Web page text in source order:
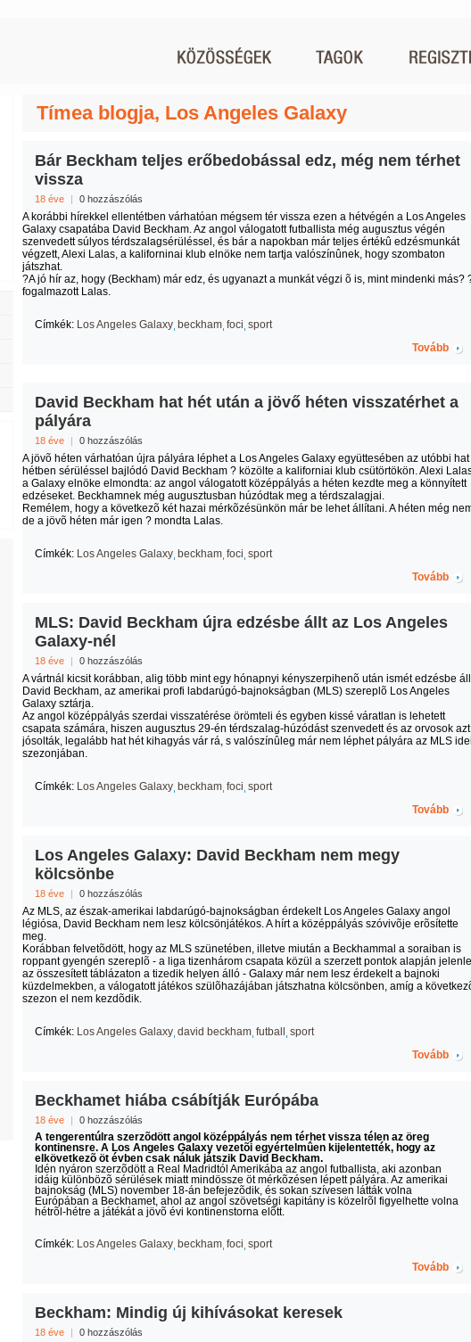
Tímea blogja, Los Angeles Galaxy
Bár Beckham teljes erőbedobással edz, még nem térhet
vissza
18 éve | 0 hozzászólás
A korábbi hírekkel ellentétben várhatóan mégsem tér vissza ezen a hétvégén a Los Angeles
Galaxy csapatába David Beckham. Az angol válogatott futballista még augusztus végén
szenvedett súlyos térdszalagsérüléssel, és bár a napokban már teljes értékû edzésmunkát
végzett, Alexi Lalas, a kaliforninai klub elnöke nem tartja valószínûnek, hogy szombaton
játszhat.
?A jó hír az, hogy (Beckham) már edz, és ugyanazt a munkát végzi õ is, mint mindenki más?
fogalmazott Lalas.
Címkék: Los Angeles Galaxy beckham foci sport
Tovább
David Beckham hat hét után a jövő héten visszatérhet a
pályára
18 éve | 0 hozzászólás
A jövõ héten várhatóan újra pályára léphet a Los Angeles Galaxy együttesében az utóbbi hat
hétben sérüléssel bajlódó David Beckham ? közölte a kaliforniai klub csütörtökön. Alexi
a Galaxy elnöke elmondta: az angol válogatott középpályás a héten kezdte meg a könnyített
edzéseket. Beckhamnek még augusztusban húzódtak meg a térdszalagjai.
Remélem, hogy a következõ két hazai mérkõzésünkön már be lehet állítani. A héten még
de a jövõ héten már igen ? mondta Lalas.
Címkék: Los Angeles Galaxy beckham foci sport
Tovább
MLS: David Beckham újra edzésbe állt az Los Angeles
Galaxy-nél
18 éve | 0 hozzászólás
A vártnál kicsit korábban, alig több mint egy hónapnyi kényszerpihenõ után ismét edzésbe
David Beckham, az amerikai profi labdarúgó-bajnokságban (MLS) szereplõ Los Angeles
Galaxy sztárja.
Az angol középpályás szerdai visszatérése örömteli és egyben kissé váratlan is lehetett
csapata számára, hiszen augusztus 29-én térdszalag-húzódást szenvedett és az orvosok azt
jósolták, legalább hat hét kihagyás vár rá, s valószínûleg már nem léphet pályára az MLS
szezonjában.
Címkék: Los Angeles Galaxy beckham foci sport
Tovább
Los Angeles Galaxy: David Beckham nem megy
kölcsönbe
18 éve | 0 hozzászólás
Az MLS, az észak-amerikai labdarúgó-bajnokságban érdekelt Los Angeles Galaxy angol
légiósa, David Beckham nem lesz kölcsönjátékos. A hírt a középpályás szóvivõje erõsítette
meg.
Korábban felvetõdött, hogy az MLS szünetében, illetve miután a Beckhammal a soraiban is
roppant gyengén szereplõ - a liga tizenhárom csapata közül a szerzett pontok alapján
az összesített táblázaton a tizedik helyen álló - Galaxy már nem lesz érdekelt a bajnoki
küzdelmekben, a válogatott játékos szülõhazájában játszhatna kölcsönben, amíg a
szezon el nem kezdõdik.
Címkék: Los Angeles Galaxy david beckham futball
sport
Tovább
Beckhamet hiába csábítják Európába
18 éve | 0 hozzászólás
A tengerentúlra szerzõdött angol középpályás nem térhet vissza télen az öreg
kontinensre. A Los Angeles Galaxy vezetõi egyértelmûen kijelentették, hogy az
elkövetkezõ öt évben csak náluk játszik David Beckham.
Idén nyáron szerzõdött a Real Madridtól Amerikába az angol futballista, aki azonban
idáig különbözõ sérülések miatt mindössze öt mérkõzésen lépett pályára. Az amerikai
bajnokság (MLS) november 18-án befejezõdik, és sokan szívesen látták volna
Európában a Beckhamet, ahol az angol szövetségi kapitány is közelrõl figyelhette volna
hétrõl-hétre a játékát a jövõ évi kontinenstorna elõtt.
Címkék: Los Angeles Galaxy beckham foci sport
Tovább
Beckham: Mindig új kihívásokat keresek
18 éve | 0 hozzászólás